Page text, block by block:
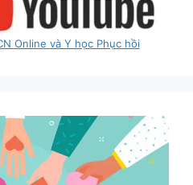
Online và Y học Phục hồi